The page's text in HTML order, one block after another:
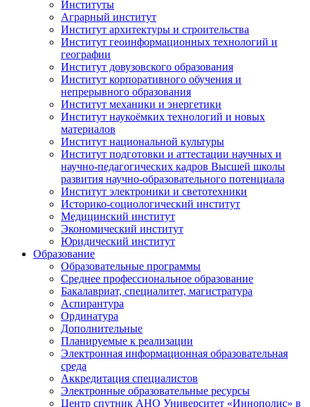
Институты
Аграрный институт
Институт архитектуры и строительства
Институт геоинформационных технологий и
географии
Институт довузовского образования
Институт корпоративного обучения и
непрерывного образования
Институт механики и энергетики
Институт наукоёмких технологий и новых
материалов
Институт национальной культуры
Институт подготовки и аттестации научных и
научно-педагогических кадров Высшей школы
развития научно-образовательного потенциала
Институт электроники и светотехники
Историко-социологический институт
Медицинский институт
Экономический институт
Юридический институт
Образование
Образовательные программы
Среднее профессиональное образование
Бакалавриат, специалитет, магистратура
Аспирантура
Ординатура
Дополнительные
Планируемые к реализации
Электронная информационная образовательная
среда
Аккредитация специалистов
Электронные образовательные ресурсы
Центр спутник АНО Университет «Иннополис» в